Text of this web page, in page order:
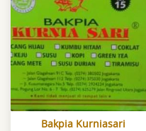
Bakpia Kurniasari